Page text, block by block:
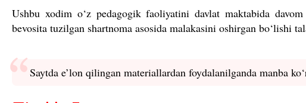
Ushbu xodim o‘z pedagogik faoliyatini davlat maktabida
bevosita tuzilgan shartnoma asosida malakasini oshirgan bo‘lishi
Saytda e’lon qilingan materiallardan foydalanilganda manba ko